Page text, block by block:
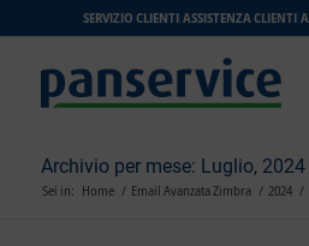
SERVIZIO CLIENTI ASSISTENZA CLIENTI
Archivio per mese: Luglio, 2024
Sei in: Home / Email Avanzata Zimbra / 2024 /